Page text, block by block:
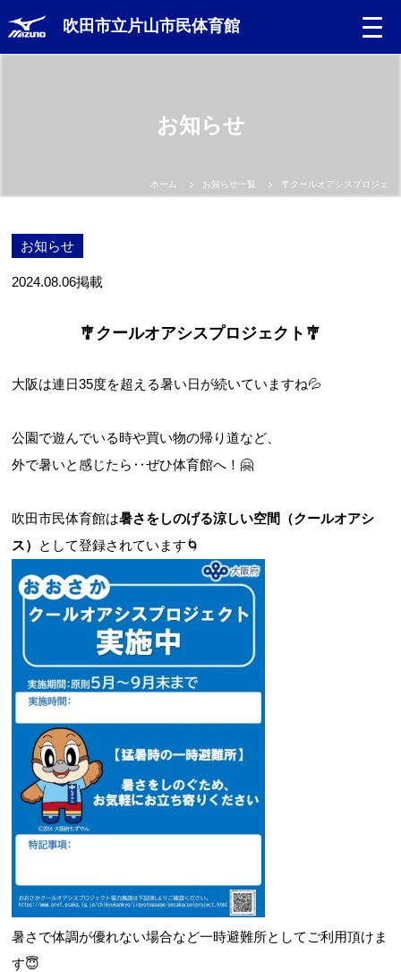
吹田市立片山市民体育館
吹田市スポーツ施設予約システム(OPAS)
お知らせ
ホーム お知らせ一覧 🎐クールオアシスプロジェク
お知らせ
2024.08.06掲載
🎐クールオアシスプロジェクト🎐
大阪は連日35度を超える暑い日が続いていますね💦
公園で遊んでいる時や買い物の帰り道など、
外で暑いと感じたら‥ぜひ体育館へ！🤗
吹田市民体育館は暑さをしのげる涼しい空間（クールオアシ
ス） として登録されています🌀
暑さで体調が優れない場合など一時避難所としてご利用頂けま
す😇